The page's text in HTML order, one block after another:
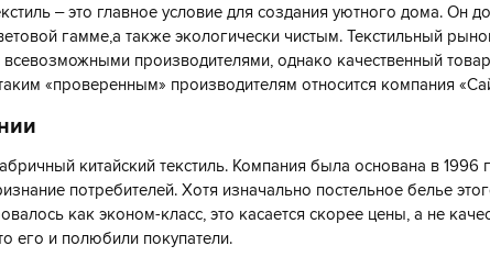
– это главное условие для создания уютного дома. Он
гамме,а также экологически чистым. Текстильный
производителями, однако качественный
«проверенным» производителям относится компания
китайский текстиль. Компания была основана в 1996
потребителей. Хотя изначально постельное белье
как эконом-класс, это касается скорее цены, а не
его и полюбили покупатели.